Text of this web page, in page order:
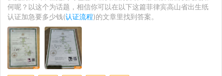
何呢？以这个为话题，相信你可以在以下这篇菲律宾高山省出生纸
认证加急要多少钱(认证流程)的文章里找到答案。